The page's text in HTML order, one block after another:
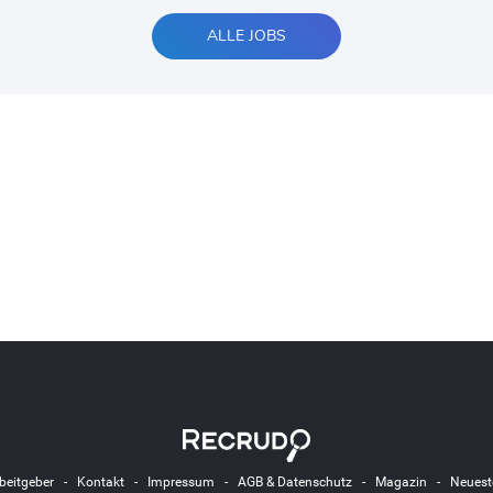
ALLE JOBS
- Kontakt- Impressum - AGB & Datenschutz- Magazin -